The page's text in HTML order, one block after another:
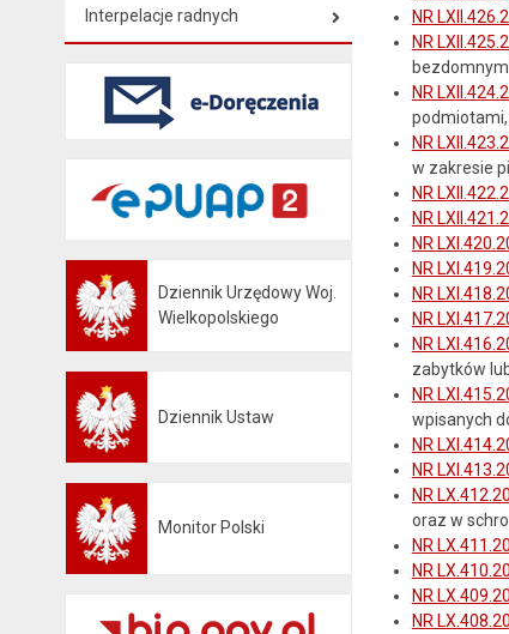
Interpelacje radnych
Dziennik Urzędowy Woj.
Wielkopolskiego
Dziennik Ustaw
Monitor Polski
NR
NR
NR
podmiotami,
NR
w zakresie
NR
NR
NR
NR
NR
NR
NR
zabytków
NR
wpisanych
NR
NR
NR
oraz w
NR
NR
NR
NR